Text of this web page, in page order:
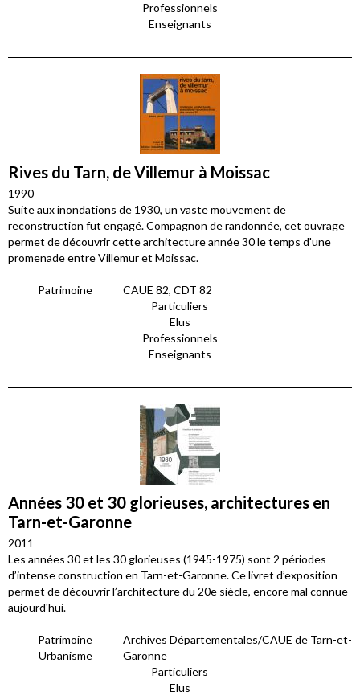
Professionnels
Enseignants
Rives du Tarn, de Villemur à Moissac
1990
Suite aux inondations de 1930, un vaste mouvement de
reconstruction fut engagé. Compagnon de randonnée, cet ouvrage
permet de découvrir cette architecture année 30 le temps d'une
promenade entre Villemur et Moissac.
Patrimoine
CAUE 82, CDT 82
Particuliers
Elus
Professionnels
Enseignants
Années 30 et 30 glorieuses, architectures en
Tarn-et-Garonne
2011
Les années 30 et les 30 glorieuses (1945-1975) sont 2 périodes
d’intense construction en Tarn-et-Garonne. Ce livret d’exposition
permet de découvrir l’architecture du 20e siècle, encore mal connue
aujourd'hui.
Patrimoine
Urbanisme
Archives Départementales/CAUE de Tarn-et-
Garonne
Particuliers
Elus